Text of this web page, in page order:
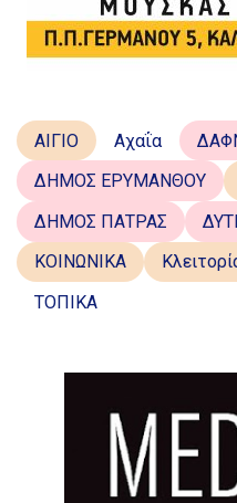
ΑΙΓΙΟ Αχαΐα
ΔΗΜΟΣ ΕΡΥΜΑΝΘΟΥ
ΔΗΜΟΣ ΠΑΤΡΑΣ
ΚΟΙΝΩΝΙΚΑ
ΤΟΠΙΚΑ